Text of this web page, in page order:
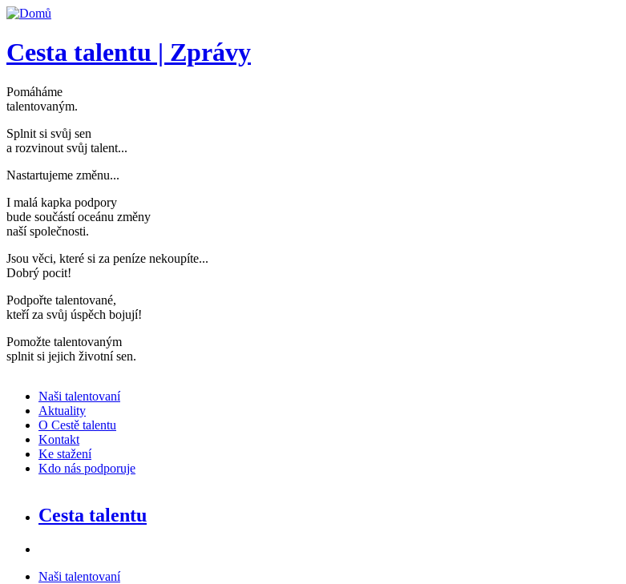
Přejít k hlavnímu obsahu
Cesta talentu | Zprávy
Pomáháme
talentovaným.
Splnit si svůj sen
a rozvinout svůj talent...
Nastartujeme změnu...
I malá kapka podpory
bude součástí oceánu změny
naší společnosti.
Jsou věci, které si za peníze nekoupíte...
Dobrý pocit!
Podpořte talentované,
kteří za svůj úspěch bojují!
Pomožte talentovaným
splnit si jejich životní sen.
Naši talentovaní
Aktuality
O Cestě talentu
Kontakt
Ke stažení
Kdo nás podporuje
Cesta talentu
Naši talentovaní